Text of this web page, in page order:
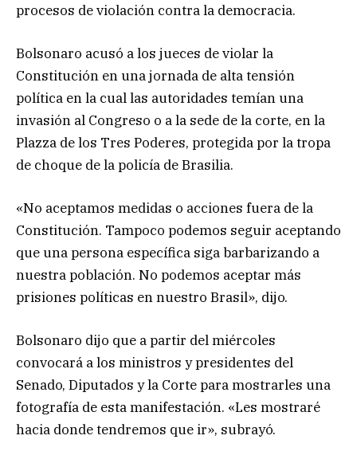
procesos de violación contra la democracia.
Bolsonaro acusó a los jueces de violar la
Constitución en una jornada de alta tensión
política en la cual las autoridades temían una
invasión al Congreso o a la sede de la corte, en la
Plazza de los Tres Poderes, protegida por la tropa
de choque de la policía de Brasilia.
«No aceptamos medidas o acciones fuera de la
Constitución. Tampoco podemos seguir aceptando
que una persona específica siga barbarizando a
nuestra población. No podemos aceptar más
prisiones políticas en nuestro Brasil», dijo.
Bolsonaro dijo que a partir del miércoles
convocará a los ministros y presidentes del
Senado, Diputados y la Corte para mostrarles una
fotografía de esta manifestación. «Les mostraré
hacia donde tendremos que ir», subrayó.